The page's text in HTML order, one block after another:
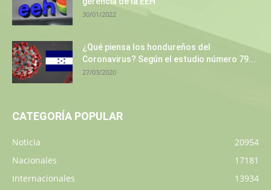
30/01/2022
¿Qué piensa los hondureños del
Coronavirus? Según el estudio número 79...
27/03/2020
CATEGORÍA POPULAR
Noticia
20954
Nacionales
17181
Internacionales
13934